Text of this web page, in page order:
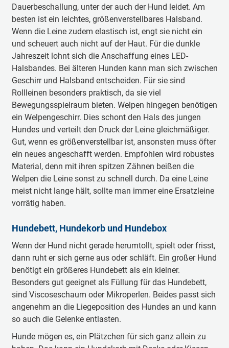
Dauerbeschallung, unter der auch der Hund leidet. Am
besten ist ein leichtes, größenverstellbares Halsband.
Wenn die Leine zudem elastisch ist, engt sie nicht ein
und scheuert auch nicht auf der Haut. Für die dunkle
Jahreszeit lohnt sich die Anschaffung eines LED-
Halsbandes. Bei älteren Hunden kann man sich zwischen
Geschirr und Halsband entscheiden. Für sie sind
Rollleinen besonders praktisch, da sie viel
Bewegungsspielraum bieten. Welpen hingegen benötigen
ein Welpengeschirr. Dies schont den Hals des jungen
Hundes und verteilt den Druck der Leine gleichmäßiger.
Gut, wenn es größenverstellbar ist, ansonsten muss öfter
ein neues angeschafft werden. Empfohlen wird robustes
Material, denn mit ihren spitzen Zähnen beißen die
Welpen die Leine sonst zu schnell durch. Da eine Leine
meist nicht lange hält, sollte man immer eine Ersatzleine
vorrätig haben.
Hundebett, Hundekorb und Hundebox
Wenn der Hund nicht gerade herumtollt, spielt oder frisst,
dann ruht er sich gerne aus oder schläft. Ein großer Hund
benötigt ein größeres Hundebett als ein kleiner.
Besonders gut geeignet als Füllung für das Hundebett,
sind Viscoseschaum oder Mikroperlen. Beides passt sich
angenehm an die Liegeposition des Hundes an und kann
so auch die Gelenke entlasten.
Hunde mögen es, ein Plätzchen für sich ganz allein zu